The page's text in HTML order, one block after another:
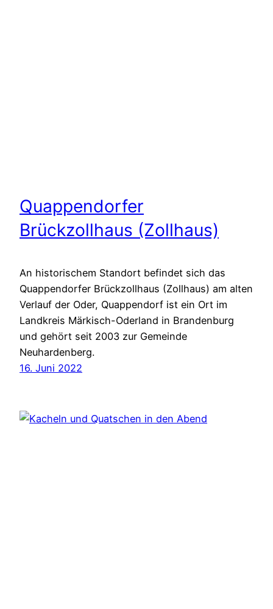
Quappendorfer
Brückzollhaus (Zollhaus)
An historischem Standort befindet sich das
Quappendorfer Brückzollhaus (Zollhaus) am alten
Verlauf der Oder, Quappendorf ist ein Ort im
Landkreis Märkisch-Oderland in Brandenburg
und gehört seit 2003 zur Gemeinde
Neuhardenberg.
16. Juni 2022